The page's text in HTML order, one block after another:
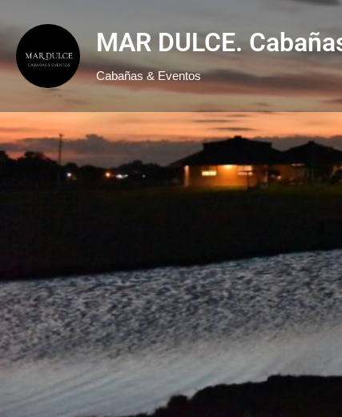
MAR DULCE.
Cabañas & Eventos
Descripción
Mar Dulce - Cabañas & Eventos, es un
crear un espacio apacible en contacto con la
El complejo se extiende sobre un predio de 16
pueblo pequeño recostado sobre el Río de la
Mar Dulce es un excelente espacio para
año. Su cercanía con la ciudad y el acceso por
ideal de encuentro con el descanso, el placer y